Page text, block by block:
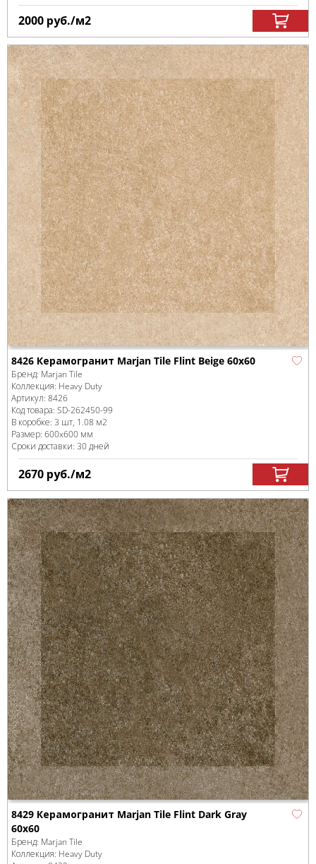
2000 руб./м2
8426 Керамогранит Marjan Tile Flint Beige 60x60
Бренд: Marjan Tile
Коллекция: Heavy Duty
Артикул: 8426
Код товара: SD-262450-99
В коробке: 3 шт, 1.08 м2
Размер: 600x600 мм
Сроки доставки: 30 дней
2670 руб./м2
8429 Керамогранит Marjan Tile Flint Dark Gray
60x60
Бренд: Marjan Tile
Коллекция: Heavy Duty